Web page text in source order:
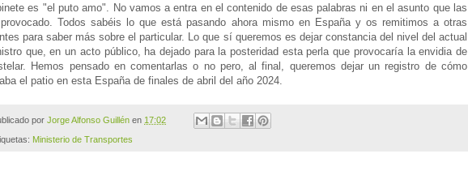
es "el puto amo". No vamos a entra en el contenido de esas palabras ni en el asunto que las
Todos sabéis lo que está pasando ahora mismo en España y os remitimos a otras
para saber más sobre el particular. Lo que sí queremos es dejar constancia del nivel del actual
que, en un acto público, ha dejado para la posteridad esta perla que provocaría la envidia de
Hemos pensado en comentarlas o no pero, al final, queremos dejar un registro de cómo
el patio en esta España de finales de abril del año 2024.
por Jorge Alfonso Guillén en 17:02
Ministerio de Transportes